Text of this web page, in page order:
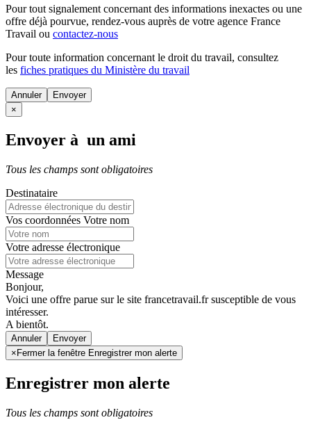
Pour tout signalement concernant des informations inexactes ou une
offre déjà pourvue, rendez-vous auprès de votre agence France
Travail ou contactez-nous
Pour toute information concernant le droit du travail, consultez
les fiches pratiques du Ministère du travail
Annuler
×
Envoyer à un ami
Tous les champs sont obligatoires
Destinataire
Vos coordonnées Votre nom
Votre adresse électronique
Message
Bonjour,
Voici une offre parue sur le site francetravail.fr susceptible de vous
intéresser.
A bientôt.
Annuler
× Fermer la fenêtre Enregistrer mon alerte
Enregistrer mon alerte
Tous les champs sont obligatoires